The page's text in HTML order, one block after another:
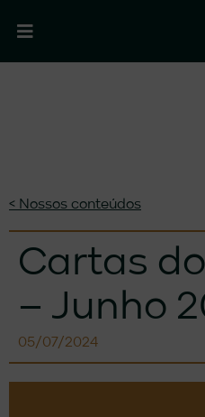
< Nossos conteúdos
Cartas
– Junho
05/07/2024